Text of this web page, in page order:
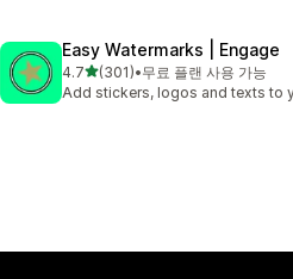
Easy Watermarks | Engage
4.7별 5개 중
(301)
총 리뷰 301개
•무료 플랜 사용 가능
Add stickers, logos and texts to